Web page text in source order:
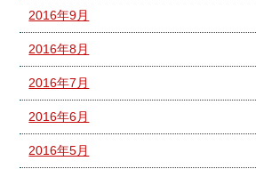
2016年9月
2016年8月
2016年7月
2016年6月
2016年5月